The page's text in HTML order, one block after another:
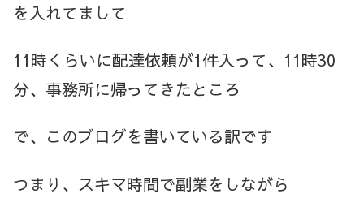
を入れてまして
11時くらいに配達依頼が1件入って、11時30
分、事務所に帰ってきたところ
で、このブログを書いている訳です
つまり、スキマ時間で副業をしながら